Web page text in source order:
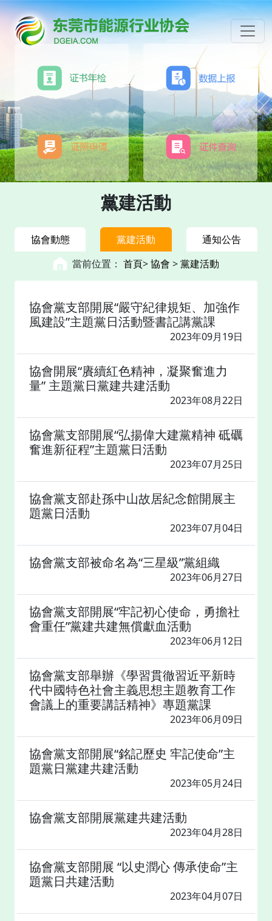
黨建活動
協會動態 黨建活動
通知公告
當前位置： 首頁>協會 >黨建活動
協會黨支部開展“嚴守紀律規矩、加強作
風建設”主題黨日活動暨書記講黨課
2023年09月19日
協會開展“賡續紅色精神，凝聚奮進力
量” 主題黨日黨建共建活動
2023年08月22日
協會黨支部開展“弘揚偉大建黨精神 砥礪
奮進新征程”主題黨日活動
2023年07月25日
協會黨支部赴孫中山故居紀念館開展主
題黨日活動
2023年07月04日
協會黨支部被命名為“三星級”黨組織
2023年06月27日
協會黨支部開展“牢記初心使命，勇擔社
會重任”黨建共建無償獻血活動
2023年06月12日
協會黨支部舉辦《學習貫徹習近平新時
代中國特色社會主義思想主題教育工作
會議上的重要講話精神》專題黨課
2023年06月09日
協會黨支部開展“銘記歷史 牢記使命”主
題黨日黨建共建活動
2023年05月24日
協會黨支部開展黨建共建活動
2023年04月28日
協會黨支部開展 “以史潤心 傳承使命”主
題黨日共建活動
2023年04月07日